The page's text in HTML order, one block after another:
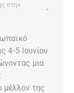
στην
4-5 Ιουνίου
μια
μέλλον της